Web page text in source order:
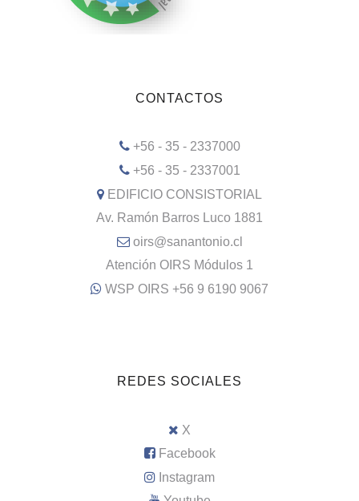
CONTACTOS
+56 - 35 - 2337000
+56 - 35 - 2337001
EDIFICIO CONSISTORIAL
Av. Ramón Barros Luco 1881
oirs@sanantonio.cl
Atención OIRS Módulos 1
WSP OIRS +56 9 6190 9067
REDES SOCIALES
X
Facebook
Instagram